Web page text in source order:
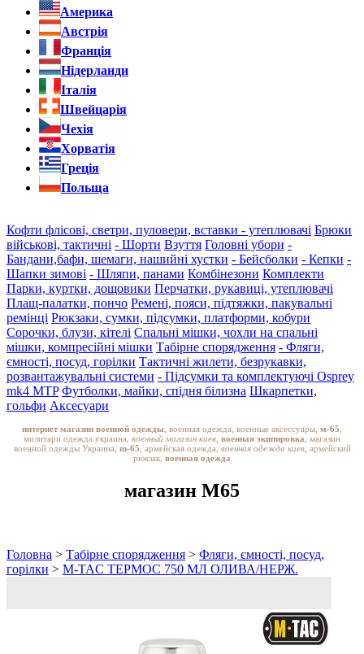
Америка
Австрія
Франція
Нідерланди
Італія
Швейцарія
Чехія
Хорватія
Греція
Польща
Кофти флісові, светри, пуловери, вставки - утеплювачі Брюки
військові, тактичні - Шорти Взуття Головні убори -
Бандани,бафи, шемаги, нашийні хустки - Бейсболки - Кепки -
Шапки зимові - Шляпи, панами Комбінезони Комплекти
Парки, куртки, дощовики Перчатки, рукавиці, утеплювачі
Плащ-палатки, пончо Ремені, пояси, підтяжки, пакувальні
ремінці Рюкзаки, сумки, підсумки, платформи, кобури
Сорочки, блузи, кітелі Спальні мішки, чохли на спальні
мішки, компресійні мішки Табірне спорядження - Фляги,
ємності, посуд, горілки Тактичні жилети, безрукавки,
розвантажувальні системи - Підсумки та комплектуючі Osprey
mk4 MTP Футболки, майки, спідня білизна Шкарпетки,
гольфи Аксесуари
интернет магазин военной одежды , военная одежда, военные аксессуары, м-65
милитари одежда украина, военный магазин киев, военная экипировка , магазин
военной одежды Украина, m-65 , армейская одежда, военная одежда киев, армейский
рюкзак, военная одежда
магазин M65
Головна > Табірне спорядження > Фляги, ємності, посуд,
горілки > M-TAC ТЕРМОС 750 МЛ ОЛИВА/НЕРЖ.